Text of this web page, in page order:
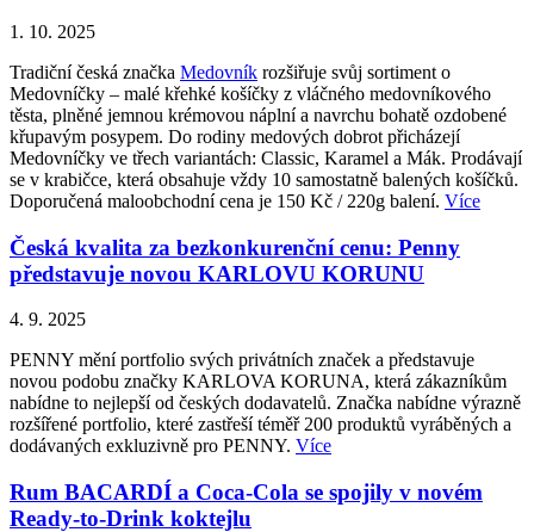
1. 10. 2025
Tradiční česká značka Medovník rozšiřuje svůj sortiment o
Medovníčky – malé křehké košíčky z vláčného medovníkového
těsta, plněné jemnou krémovou náplní a navrchu bohatě ozdobené
křupavým posypem. Do rodiny medových dobrot přicházejí
Medovníčky ve třech variantách: Classic, Karamel a Mák. Prodávají
se v krabičce, která obsahuje vždy 10 samostatně balených košíčků.
Doporučená maloobchodní cena je 150 Kč / 220g balení. Více
Česká kvalita za bezkonkurenční cenu: Penny
představuje novou KARLOVU KORUNU
4. 9. 2025
PENNY mění portfolio svých privátních značek a představuje
novou podobu značky KARLOVA KORUNA, která zákazníkům
nabídne to nejlepší od českých dodavatelů. Značka nabídne výrazně
rozšířené portfolio, které zastřeší téměř 200 produktů vyráběných a
dodávaných exkluzivně pro PENNY. Více
Rum BACARDÍ a Coca-Cola se spojily v novém
Ready-to-Drink koktejlu